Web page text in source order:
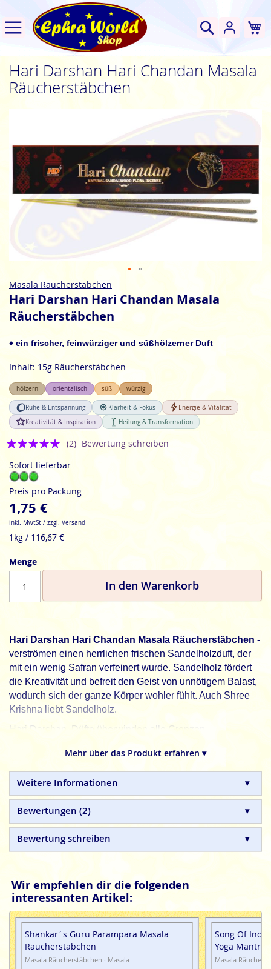
Suche
Hari Darshan Hari Chandan Masala
Räucherstäbchen
Bildgalerie
springen
Zum
Anfang
Bildgalerie
Masala Räucherstäbchen
Hari Darshan Hari Chandan Masala
Räucherstäbchen
♦ ein frischer, feinwürziger und süßhölzerner Duft
Inhalt: 15g Räucherstäbchen
hölzern orientalisch süß würzig
Ruhe & Entspannung Klarheit & Fokus
Energie & Vitalität
Kreativität & Inspiration
Heilung & Transformation
Bewertung:
(2) Bewertung schreiben
Sofort lieferbar
Preis pro Packung
1,75 €
inkl. MwtSt / zzgl. Versand
1kg / 116,67 €
Menge
In den Warenkorb
Hari Darshan Hari Chandan Masala Räucherstäbchen -
verströmen einen herrlichen frischen Sandelholzduft, der
mit ein wenig Safran verfeinert wurde. Sandelholz fördert
die Kreativität und befreit den Geist von unnötigem Balast,
wodurch sich der ganze Körper wohler fühlt. Auch Shree
Krishna liebt Sandelholz.
Hari Darshan, Düfte überwinden alle Grenzen.
Hari DarshanMasala Räucherstäbchen sind aus 100%
Qualitätsprodukte.
Mehr über das Produkt erfahren ▾
Weitere Informationen
Bewertungen 2
Bewertung schreiben
Wir empfehlen dir die folgenden
interessanten Artikel:
Shankar´s Guru Parampara Masala
Räucherstäbchen
Masala Räucherstäbchen · Masala
Song Of
Yoga Mantra
Masala